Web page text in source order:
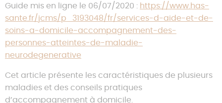
Guide mis en ligne le 06/07/2020 : https://www.has-
sante.fr/jcms/p_3193048/fr/services-d-aide-et-de-
soins-a-domicile-accompagnement-des-
personnes-atteintes-de-maladie-
neurodegenerative
Cet article présente les caractéristiques de plusieurs
maladies et des conseils pratiques
d’accompagnement à domicile.